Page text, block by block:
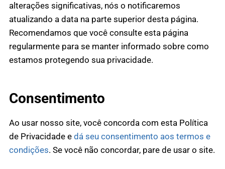
alterações significativas, nós o notificaremos
atualizando a data na parte superior desta página.
Recomendamos que você consulte esta página
regularmente para se manter informado sobre como
estamos protegendo sua privacidade.
Consentimento
Ao usar nosso site, você concorda com esta Política
de Privacidade e dá seu consentimento aos termos e
condições. Se você não concordar, pare de usar o site.